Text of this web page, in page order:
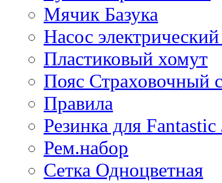
Мячик Базука
Насос
Пластиковый хомут
Пояс Страховочный
Правила
Резинка для Fantastic
Рем.набор
Сетка Одноцветная